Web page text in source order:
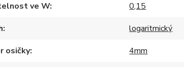
ve W
0,15
logaritmický
osičky
4mm